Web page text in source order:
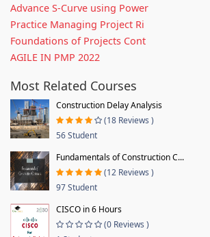
Advance S-Curve using Power
Practice Managing Project Ri
Foundations of Projects Cont
AGILE IN PMP 2022
Most Related Courses
Construction Delay Analysis
(18 Reviews )
56 Student
Fundamentals of Construction C...
(12 Reviews )
97 Student
CISCO in 6 Hours
(0 Reviews )